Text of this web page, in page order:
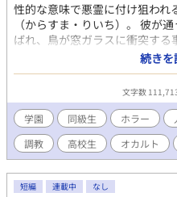
性的な意味で悪霊に付け狙わ
（からすま・りいち）。 彼が
ばれ、鳥が窓ガラスに衝突する
前に控えたある日、悪霊に憑
一の変人・茶倉練（ちゃくら
た数珠の力で悪霊の撃退に成
で、カラスの死骸を集めている
倉をストーキングするうちに、
ることになり……。 拝み屋の孫
け淫乱高校生 鬼畜・調教・無
ト・伝奇 「霊姦体質」の二人
す。 表紙：麩湯（
続きを
文字数
学園 同級生 ホラー
調教
高校生 オカルト
短編 連載中 なし